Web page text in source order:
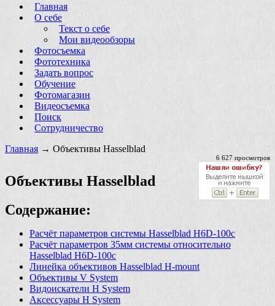
Главная
О себе
Текст о себе
Мои видеообзоры
Фотосъемка
Фототехника
Задать вопрос
Обучение
Фотомагазин
Видеосъемка
Поиск
Сотрудничество
Главная → Объективы Hasselblad
6 627 просмотров
Объективы Hasselblad
Содержание:
Расчёт параметров системы Hasselblad H6D-100c
Расчёт параметров 35мм системы относительно
Hasselblad H6D-100c
Линейка объективов Hasselblad H-mount
Объективы V System
Видоискатели H System
Аксессуары H System